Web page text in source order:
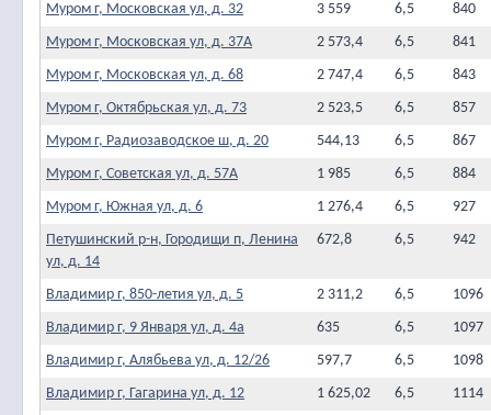
Муром г, Московская ул, д. 32
3 559 6,5
840
Муром г, Московская ул, д. 37А
2 573,4 6,5
841
Муром г, Московская ул, д. 68
2 747,4 6,5
843
Муром г, Октябрьская ул, д. 73
2 523,5 6,5
857
Муром г, Радиозаводское ш, д. 20
544,13 6,5
867
Муром г, Советская ул, д. 57А
1 985 6,5
884
Муром г, Южная ул, д. 6
1 276,4 6,5
927
Петушинский р-н, Городищи п, Ленина
ул, д. 14
672,8 6,5 942
Владимир г, 850-летия ул, д. 5 2 311,2 6,5
1096
Владимир г, 9 Января ул, д. 4а
635 6,5
1097
Владимир г, Алябьева ул, д. 12/26
597,7 6,5
1098
Владимир г, Гагарина ул, д. 12
1 625,02 6,5
1114